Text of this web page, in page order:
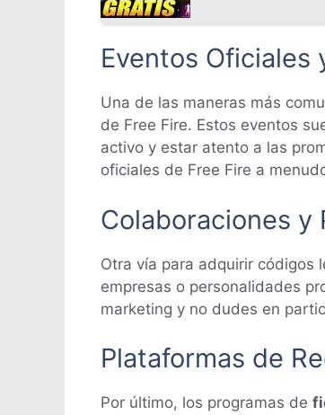
Eventos Oficiales
Una de las maneras más
de Free Fire. Estos eventos
activo y estar atento a las
oficiales de Free Fire a
Colaboraciones y
Otra vía para adquirir códigos
empresas o personalidades
marketing y no dudes en
Plataformas de
Por último, los programas de